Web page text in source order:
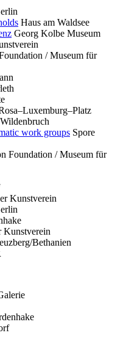
Haus am Waldsee
Georg Kolbe Museum
/ Museum für
work groups Spore
Foundation / Museum für
Kunstverein
Kunstverein
Bethanien